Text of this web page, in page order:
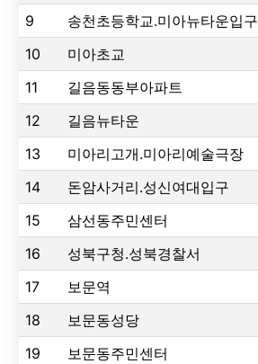
9
송천초등학교.미아뉴타운입구
10
미아초교
11
길음동동부아파트
12
길음뉴타운
13
미아리고개.미아리예술극장
14
돈암사거리.성신여대입구
15
삼선동주민센터
16
성북구청.성북경찰서
17
보문역
18
보문동성당
19
보문동주민센터